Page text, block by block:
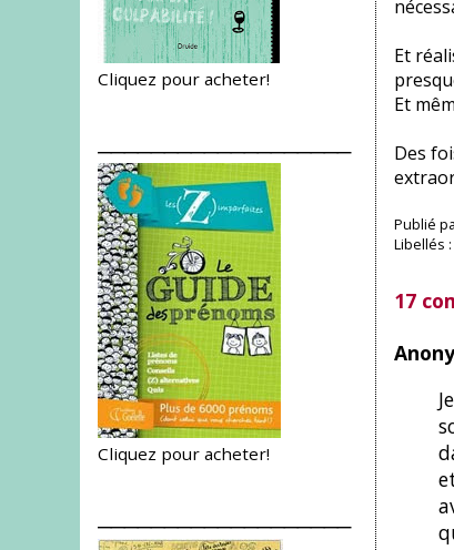
Cliquez pour acheter!
Cliquez pour acheter!
Et
Et
Des
Publié
Libellés :
17